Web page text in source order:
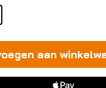
aan